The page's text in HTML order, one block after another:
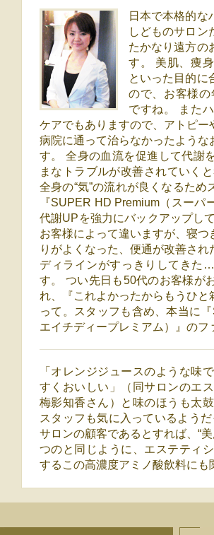
店長 張成姫さん
日本で本格的な
しどものサロン
たかなり遠方の
す。 美肌、痩
といった目的に
ので、お客様
ですね。 また
ケアでもありますので、アトピ
病院に通って治らなかったよう
す。 全身の血流を促進して代謝
まなトラブルが改善されていく
全身の“気”の流れが良くなるた
『SUPER HD Premium（スー
代謝UPを強力にバックアップし
お客様によって違いますが、寝
りがよくなった、便通が改善さ
ディラインがすっきりしてきた
す。 つい先日も50代のお客様が
れ、『これよかったからもうひ
って。スタッフも含め、本当に
エイチディープレミアム）』の
「オレンジジュースのような味
すくおいしい」（同サロンのエ
梅影知香さん）と味のほうも太鼓
スタッフも気に入っているよう
サロンの顧客であるとすれば、“
つのと同じように、エステティ
するこの高濃度アミノ酸飲料にも